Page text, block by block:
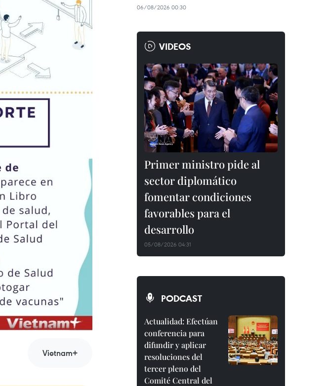
Vietnam+
06/08/2026 00:30
VIDEOS
Primer ministro pide al
sector diplomático
fomentar condiciones
favorables para el
desarrollo
05/08/2026 04:31
PODCAST
Actualidad: Efectúan
conferencia para
difundir y aplicar
resoluciones del
tercer pleno del
Comité Central del